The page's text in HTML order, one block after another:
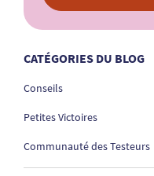
CATÉGORIES DU BLOG
Conseils
Petites Victoires
Communauté des Testeurs